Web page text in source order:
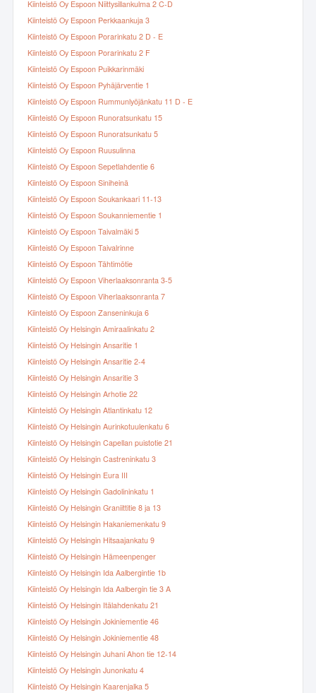
Kiinteistö Oy Espoon Niittysillankulma 2 C-D
Kiinteistö Oy Espoon Perkkaankuja 3
Kiinteistö Oy Espoon Porarinkatu 2 D - E
Kiinteistö Oy Espoon Porarinkatu 2 F
Kiinteistö Oy Espoon Puikkarinmäki
Kiinteistö Oy Espoon Pyhäjärventie 1
Kiinteistö Oy Espoon Rummunlyöjänkatu 11 D - E
Kiinteistö Oy Espoon Runoratsunkatu 15
Kiinteistö Oy Espoon Runoratsunkatu 5
Kiinteistö Oy Espoon Ruusulinna
Kiinteistö Oy Espoon Sepetlahdentie 6
Kiinteistö Oy Espoon Siniheinä
Kiinteistö Oy Espoon Soukankaari 11-13
Kiinteistö Oy Espoon Soukanniementie 1
Kiinteistö Oy Espoon Taivalmäki 5
Kiinteistö Oy Espoon Taivalrinne
Kiinteistö Oy Espoon Tähtimötie
Kiinteistö Oy Espoon Viherlaaksonranta 3-5
Kiinteistö Oy Espoon Viherlaaksonranta 7
Kiinteistö Oy Espoon Zanseninkuja 6
Kiinteistö Oy Helsingin Amiraalinkatu 2
Kiinteistö Oy Helsingin Ansaritie 1
Kiinteistö Oy Helsingin Ansaritie 2-4
Kiinteistö Oy Helsingin Ansaritie 3
Kiinteistö Oy Helsingin Arhotie 22
Kiinteistö Oy Helsingin Atlantinkatu 12
Kiinteistö Oy Helsingin Aurinkotuulenkatu 6
Kiinteistö Oy Helsingin Capellan puistotie 21
Kiinteistö Oy Helsingin Castreninkatu 3
Kiinteistö Oy Helsingin Eura III
Kiinteistö Oy Helsingin Gadolininkatu 1
Kiinteistö Oy Helsingin Graniittitie 8 ja 13
Kiinteistö Oy Helsingin Hakaniemenkatu 9
Kiinteistö Oy Helsingin Hitsaajankatu 9
Kiinteistö Oy Helsingin Hämeenpenger
Kiinteistö Oy Helsingin Ida Aalbergintie 1b
Kiinteistö Oy Helsingin Ida Aalbergin tie 3 A
Kiinteistö Oy Helsingin Itälahdenkatu 21
Kiinteistö Oy Helsingin Jokiniementie 46
Kiinteistö Oy Helsingin Jokiniementie 48
Kiinteistö Oy Helsingin Juhani Ahon tie 12-14
Kiinteistö Oy Helsingin Junonkatu 4
Kiinteistö Oy Helsingin Kaarenjalka 5